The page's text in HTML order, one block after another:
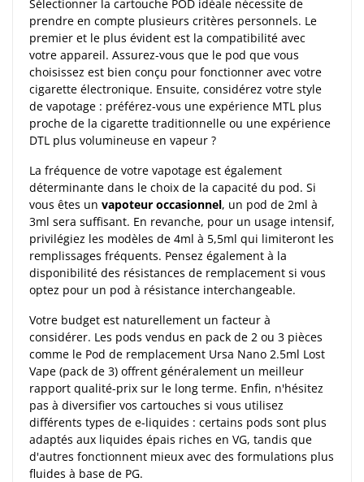
Sélectionner la cartouche POD idéale nécessite de
prendre en compte plusieurs critères personnels. Le
premier et le plus évident est la compatibilité avec
votre appareil. Assurez-vous que le pod que vous
choisissez est bien conçu pour fonctionner avec votre
cigarette électronique. Ensuite, considérez votre style
de vapotage : préférez-vous une expérience MTL plus
proche de la cigarette traditionnelle ou une expérience
DTL plus volumineuse en vapeur ?
La fréquence de votre vapotage est également
déterminante dans le choix de la capacité du pod. Si
vous êtes un vapoteur occasionnel, un pod de 2ml à
3ml sera suffisant. En revanche, pour un usage intensif,
privilégiez les modèles de 4ml à 5,5ml qui limiteront les
remplissages fréquents. Pensez également à la
disponibilité des résistances de remplacement si vous
optez pour un pod à résistance interchangeable.
Votre budget est naturellement un facteur à
considérer. Les pods vendus en pack de 2 ou 3 pièces
comme le Pod de remplacement Ursa Nano 2.5ml Lost
Vape (pack de 3) offrent généralement un meilleur
rapport qualité-prix sur le long terme. Enfin, n'hésitez
pas à diversifier vos cartouches si vous utilisez
différents types de e-liquides : certains pods sont plus
adaptés aux liquides épais riches en VG, tandis que
d'autres fonctionnent mieux avec des formulations plus
fluides à base de PG.